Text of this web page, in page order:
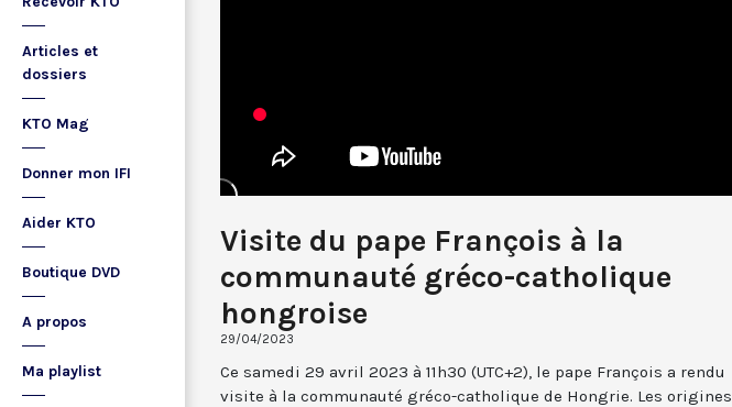
Articles et
dossiers
KTO Mag
Donner mon IFI
Aider KTO
Boutique DVD
A propos
Ma playlist
Visite du pape François à la
communauté gréco-catholique
hongroise
29/04/2023
Ce samedi 29 avril 2023 à 11h30 (UTC+2), le pape François a rendu
visite à la communauté gréco-catholique de Hongrie. Les origines